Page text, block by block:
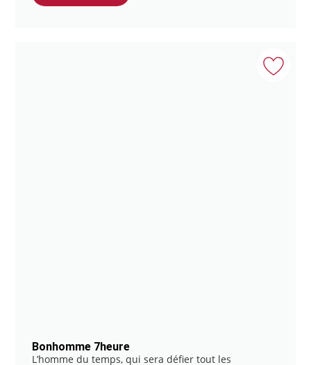
Bonhomme 7heure
L’homme du temps, qui sera défier tout les